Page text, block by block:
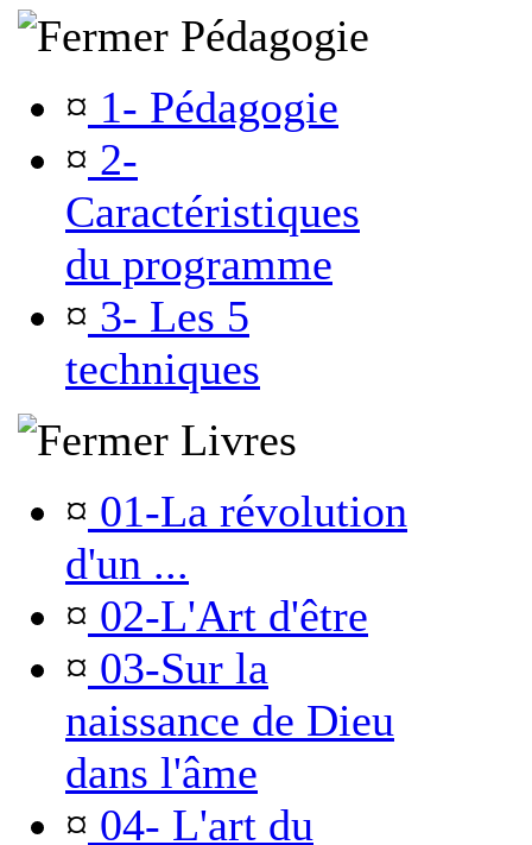
Pédagogie
¤ 1- Pédagogie
¤ 2-
Caractéristiques
du programme
¤ 3- Les 5
techniques
Livres
¤ 01-La révolution
d'un ...
¤ 02-L'Art d'être
¤ 03-Sur la
naissance de Dieu
dans l'âme
¤ 04- L'art du